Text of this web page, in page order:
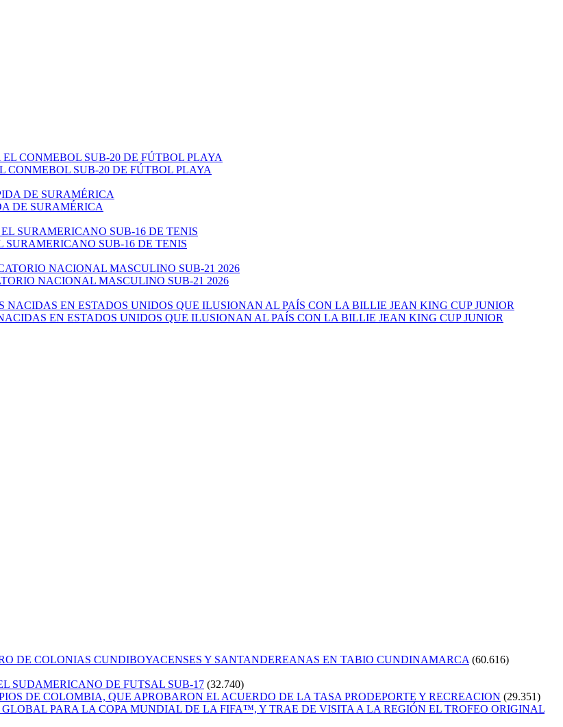
SUB-20 DE FÚTBOL PLAYA
DE SURAMÉRICA
SUB-16 DE TENIS
NACIONAL MASCULINO SUB-21 2026
EN ESTADOS UNIDOS QUE ILUSIONAN AL PAÍS CON LA BILLIE JEAN KING CUP JUNIOR
DE COLONIAS CUNDIBOYACENSES Y SANTANDEREANAS EN TABIO CUNDINAMARCA (60.616)
SUDAMERICANO DE FUTSAL SUB-17 (32.740)
DE COLOMBIA, QUE APROBARON EL ACUERDO DE LA TASA PRODEPORTE Y RECREACION (29.351)
PARA LA COPA MUNDIAL DE LA FIFA™, Y TRAE DE VISITA A LA REGIÓN EL TROFEO ORIGINAL